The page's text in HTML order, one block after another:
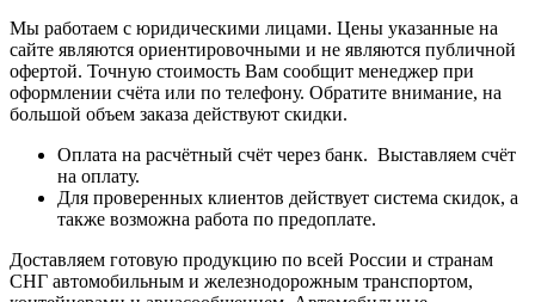
Мы работаем с юридическими лицами. Цены указанные на
сайте являются ориентировочными и не являются публичной
офертой. Точную стоимость Вам сообщит менеджер при
оформлении счёта или по телефону. Обратите внимание, на
большой объем заказа действуют скидки.
Оплата на расчётный счёт через банк. Выставляем счёт
на оплату.
Для проверенных клиентов действует система скидок, а
также возможна работа по предоплате.
Доставляем готовую продукцию по всей России и странам
СНГ автомобильным и железнодорожным транспортом,